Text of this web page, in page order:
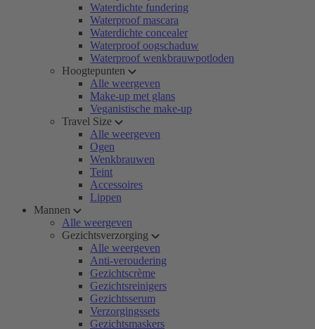
Waterdichte fundering
Waterproof mascara
Waterdichte concealer
Waterproof oogschaduw
Waterproof wenkbrauwpotloden
Hoogtepunten
Alle weergeven
Make-up met glans
Veganistische make-up
Travel Size
Alle weergeven
Ogen
Wenkbrauwen
Teint
Accessoires
Lippen
Mannen
Alle weergeven
Gezichtsverzorging
Alle weergeven
Anti-veroudering
Gezichtscrème
Gezichtsreinigers
Gezichtsserum
Verzorgingssets
Gezichtsmaskers